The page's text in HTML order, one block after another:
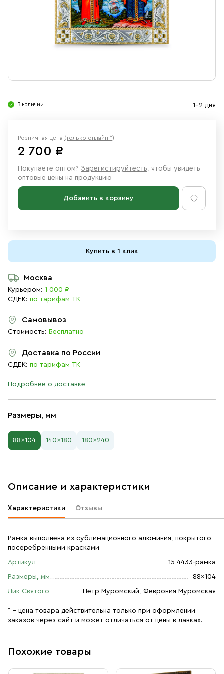
Ювелирные изделия
В наличии 1-2 дня
Размеры, мм
88×104 140×180 180×240
Розничная цена (только онлайн *)
2 700 ₽
Покупаете оптом? Зарегистируйтесть, чтобы увидеть
оптовые цены на продукцию
Добавить в корзину
Купить в 1 клик
Москва
Курьером: 1 000 ₽
СДЕК: по тарифам ТК
Самовывоз
Стоимость: Бесплатно
Доставка по России
СДЕК: по тарифам ТК
Подробнее о доставке
Описание и характеристики
Характеристики Отзывы
Рамка выполнена из сублимационного алюминия, покрытого
посеребрёнными красками
Артикул 15 4433-рамка
Размеры, мм 88×104
Лик Святого Петр Муромский, Феврония Муромская
* – цена товара действительна только при оформлении
заказов через сайт и может отличаться от цены в лавках.
Похожие товары